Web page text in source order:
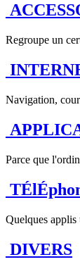
Regroupe un
Navigation,
Parce que
Quelques
DIVERS